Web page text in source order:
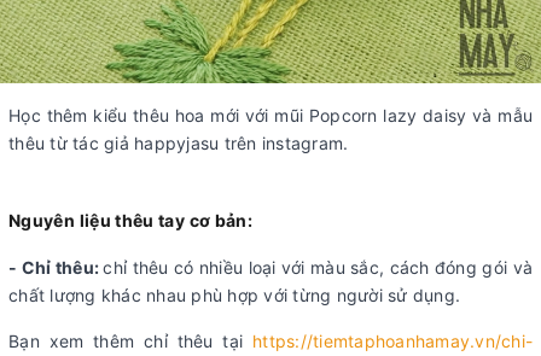
Học thêm kiểu thêu hoa mới với mũi Popcorn lazy daisy và mẫu
thêu từ tác giả happyjasu trên instagram.
Nguyên liệu thêu tay cơ bản:
- Chỉ thêu:chỉ thêu có nhiều loại với màu sắc, cách đóng gói và
chất lượng khác nhau phù hợp với từng người sử dụng.
Bạn xem thêm chỉ thêu tại https://tiemtaphoanhamay.vn/chi-